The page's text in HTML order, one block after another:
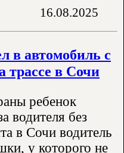
16.08.2025
в автомобиль с
трассе в Сочи
ребенок
водителя без
в Сочи водитель
у которого не